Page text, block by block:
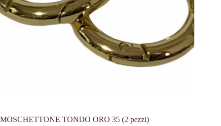
MOSCHETTONE TONDO ORO 35 (2 pezzi)